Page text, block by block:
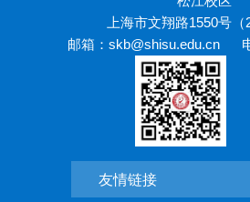
上海市文翔路1550号（
邮箱：skb@shisu.edu.cn
友情链接